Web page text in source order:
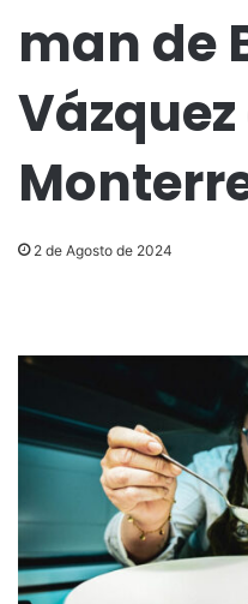
man de
Vázquez
2 de Agosto de 2024